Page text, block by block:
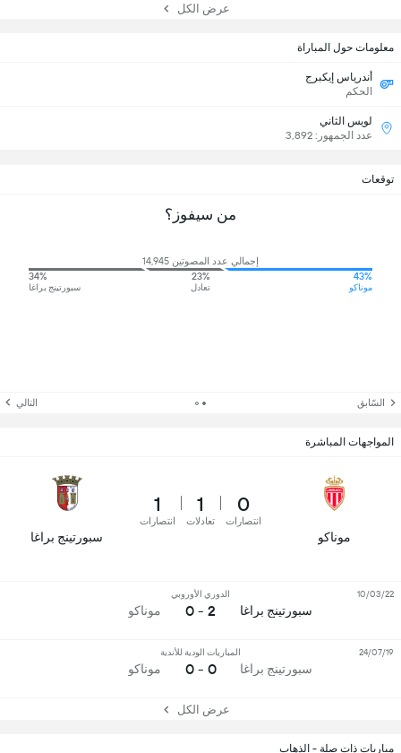
مباريات ذات صلة - الذهاب
عرض الكل
معلومات حول المباراة
أندرياس إيكبرج
الحكم
لويس الثاني
عدد الجمهور: 3,892
توقعات
من سيفوز؟
إجمالي عدد المصوتين 14,945
43%
موناكو
23%
تعادل
34%
سبورتينج براغا
السّابق التالي
المواجهات المباشرة
موناكو
0
انتصارات
1
تعادلات
1
انتصارات
سبورتينج براغا
سبورتينج براغا
الدوري الأوروبي
2 - 0 موناكو
10/03/22
سبورتينج براغا
المباريات الودية للأندية
0 - 0 موناكو
24/07/19
عرض الكل